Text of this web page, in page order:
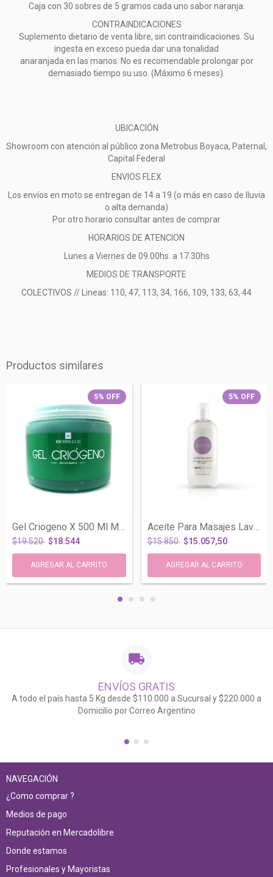
Caja con 30 sobres de 5 gramos cada uno sabor naranja.
CONTRAINDICACIONES
Suplemento dietario de venta libre, sin contraindicaciones. Su
ingesta en exceso pueda dar una tonalidad
anaranjada en las manos. No es recomendable prolongar por
demasiado tiempo su uso. (Máximo 6 meses).
UBICACIÓN
Showroom con atención al público zona Metrobus Boyaca, Paternal,
Capital Federal
ENVIOS FLEX
Los envíos en moto se entregan de 14 a 19 (o más en caso de lluvia
o alta demanda)
Por otro horario consultar antes de comprar
HORARIOS DE ATENCION
Lunes a Viernes de 09.00hs. a 17.30hs
MEDIOS DE TRANSPORTE
COLECTIVOS // Lineas: 110, 47, 113, 34, 166, 109, 133, 63, 44
Productos similares
5% OFF
$19.520 $18.544
5% OFF
Aceite Para Masajes Lavanda X 500 Ml - B...
$15.850 $15.057,50
ENVÍOS GRATIS
A todo el país hasta 5 Kg desde $110.000 a Sucursal y $220.000 a
Domicilio por Correo Argentino
NAVEGACIÓN
¿Como comprar ?
Medios de pago
Reputación en Mercadolibre
Donde estamos
Profesionales y Mayoristas